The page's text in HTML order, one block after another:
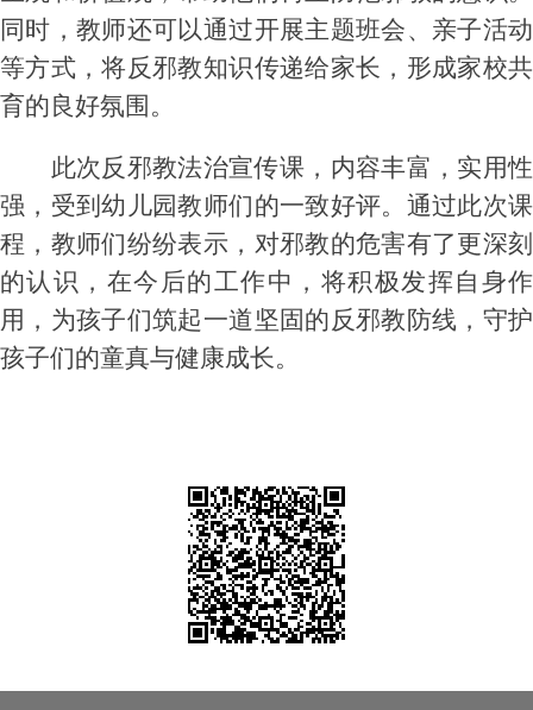
同时，教师还可以通过开展主题班会、亲子活动
等方式，将反邪教知识传递给家长，形成家校共
育的良好氛围。
此次反邪教法治宣传课，内容丰富，实用性
强，受到幼儿园教师们的一致好评。通过此次课
程，教师们纷纷表示，对邪教的危害有了更深刻
的认识，在今后的工作中，将积极发挥自身作
用，为孩子们筑起一道坚固的反邪教防线，守护
孩子们的童真与健康成长。